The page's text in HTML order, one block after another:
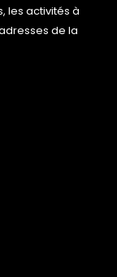
les activités à
de la